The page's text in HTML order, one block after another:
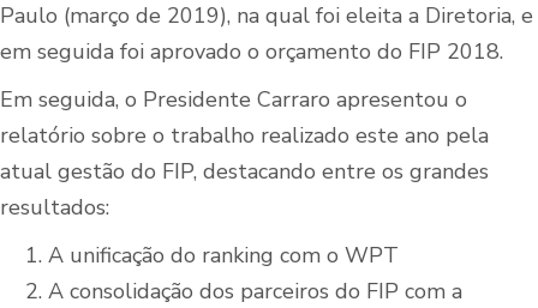
Paulo (março de 2019), na qual foi eleita a Diretoria, e
em seguida foi aprovado o orçamento do FIP 2018.
Em seguida, o Presidente Carraro apresentou o
relatório sobre o trabalho realizado este ano pela
atual gestão do FIP, destacando entre os grandes
resultados:
A unificação do ranking com o WPT
A consolidação dos parceiros do FIP com a